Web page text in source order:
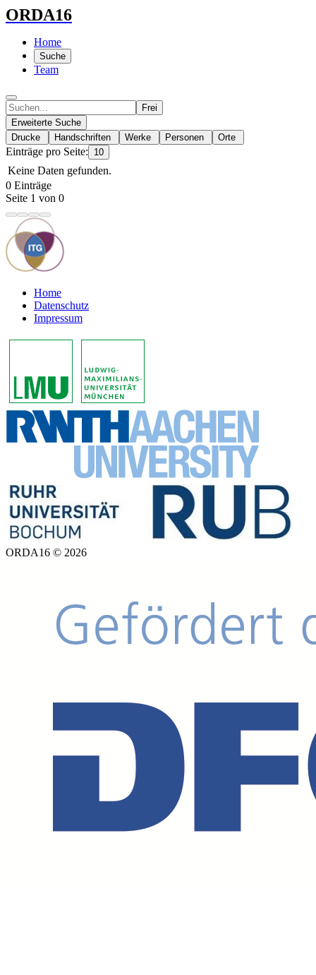
ORDA16
Home
Suche
Team
Frei
Erweiterte Suche
Drucke
Handschriften Werke Personen Orte
Einträge pro Seite: 10
Keine Daten gefunden.
0 Einträge
Seite 1 von 0
Home
Datenschutz
Impressum
ORDA16 © 2026